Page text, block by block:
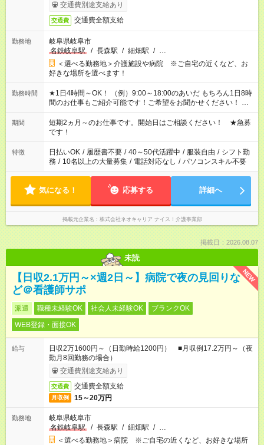
交通費別途支給あり
交通費 交通費全額支給
勤務地
岐阜県岐阜市
名鉄岐阜駅
/ 長森駅 / 細畑駅 / …
＜選べる勤務地＞介護施設や病院 ※ご自宅の近くなど、お
好きな場所を選べます！
勤務時間
★1日4時間～OK！ （例）9:00～18:00のあいだ もちろん1日8時
間のお仕事もご紹介可能です！ご希望をお聞かせください！ ※
週最低15時間以上の勤務が必要です
期間
短期2ヵ月～のお仕事です。開始日はご相談ください！ ★急募
です！
特徴 日払いOK / 履歴書不要 / 40～50代活躍中 / 服装自由 / シフト勤
務 / 10名以上の大量募集 / 電話対応なし / パソコンスキル不要
気になる！ 応募する 詳細へ
掲載元企業名 株式会社ネオキャリア ナイス！介護事業部
掲載日：2026.08.07
未読
NEW
【日収2.1万円～×週2日～】病院で夜の見回りな
ど＠看護師サポ
派遣 職種未経験OK 社会人未経験OK
ブランクOK
WEB登録・面接OK
給与
日収2万1600円～（日勤時給1200円） ■月収例17.2万円～（夜
勤月8回勤務の場合）
交通費別途支給あり
交通費 交通費全額支給
月収例 15～20万円
勤務地
岐阜県岐阜市
名鉄岐阜駅
/ 長森駅 / 細畑駅 / …
＜選べる勤務地＞病院 ※ご自宅の近くなど、お好きな場所